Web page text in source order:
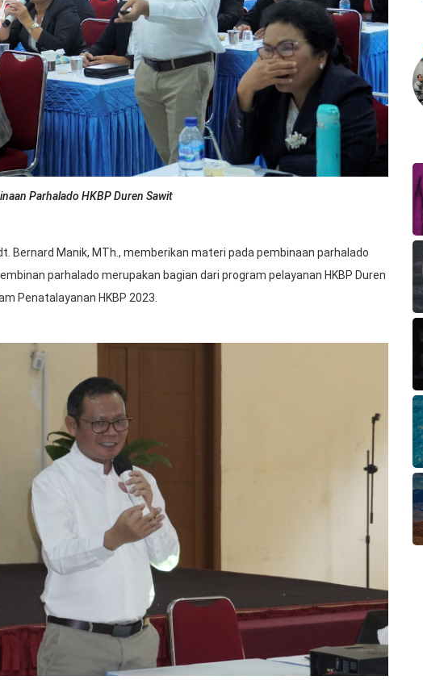
Parhalado HKBP Duren Sawit
Bernard Manik, MTh., memberikan materi pada pembinaan parhalado
parhalado merupakan bagian dari program pelayanan HKBP Duren
Penatalayanan HKBP 2023.